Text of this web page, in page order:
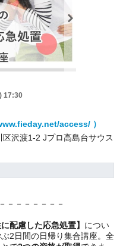
17:30
access/ ）
沢渡1-2 Jプロ高島台サウス
－－－－－－－
配慮した応急処置】 につい
2日間の日帰り集合講座。全